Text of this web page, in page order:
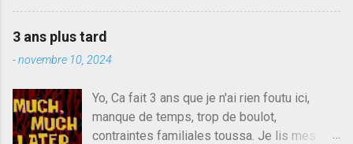
r
e
des amis ou des valeurs dans lesquels on
croit. François Bayrou est en passe de
devenir le traite d'une partie de son électorat
et c'est par la presse qu'on l'apprend. On
plus proche de Sarkozy que de Hollande,
sinon il serait candidat du centre de la
gauche molle mais quand on écoutait ses
3 ans plus tard
-novembre 10, 2024
Yo, Ca fait 3 ans que je n'ai rien foutu ici,
manque de temps, trop de boulot,
contraintes familiales toussa. Je lis mes